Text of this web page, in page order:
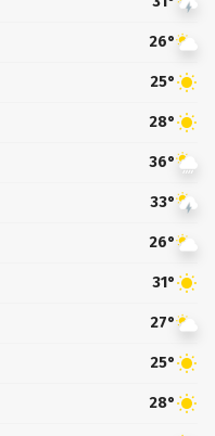
26°
25°
28°
36°
33°
26°
31°
27°
25°
28°